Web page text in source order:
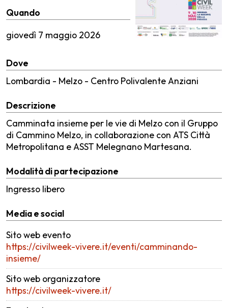
Quando
giovedì 7 maggio 2026
Dove
Lombardia - Melzo - Centro Polivalente Anziani
Descrizione
Camminata insieme per le vie di Melzo con il Gruppo
di Cammino Melzo, in collaborazione con ATS Città
Metropolitana e ASST Melegnano Martesana.
Modalità di partecipazione
Ingresso libero
Media e social
Sito web evento
https://civilweek-vivere.it/eventi/camminando-
insieme/
Sito web organizzatore
https://civilweek-vivere.it/